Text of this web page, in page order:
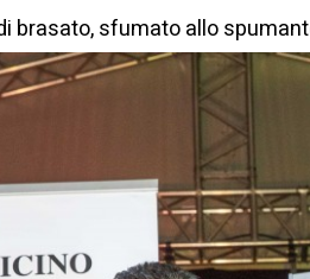
brasato, sfumato allo